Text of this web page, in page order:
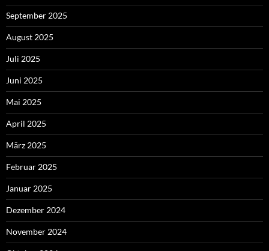
September 2025
August 2025
Juli 2025
Juni 2025
Mai 2025
April 2025
März 2025
Februar 2025
Januar 2025
Dezember 2024
November 2024